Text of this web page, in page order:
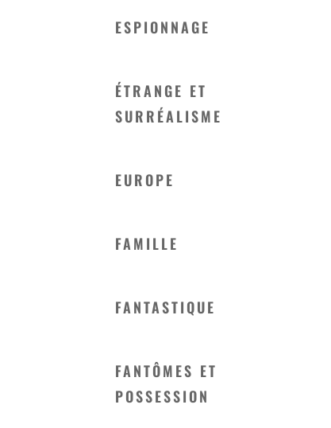
ESPIONNAGE
ÉTRANGE ET
SURRÉALISME
EUROPE
FAMILLE
FANTASTIQUE
FANTÔMES ET
POSSESSION